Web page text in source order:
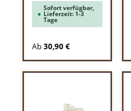
Sofort verfügbar,
Lieferzeit: 1-3
Tage
Ab 30,90 €